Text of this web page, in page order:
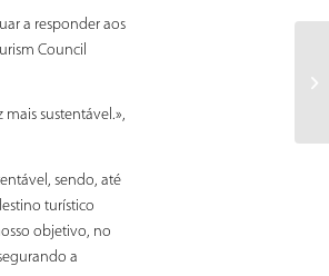
a responder aos
Council
sustentável.»,
sendo, até
turístico
objetivo, no
a